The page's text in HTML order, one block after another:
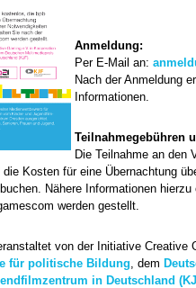
Anmeldung:
Per E-Mail an:
Nach der Anmeldung
Informationen.
Teilnahmegebühren
Die Teilnahme an den
Kosten für eine Übernachtung
Nähere Informationen
werden gestellt.
von der Initiative Creative
für politische Bildung, dem
in Deutschland